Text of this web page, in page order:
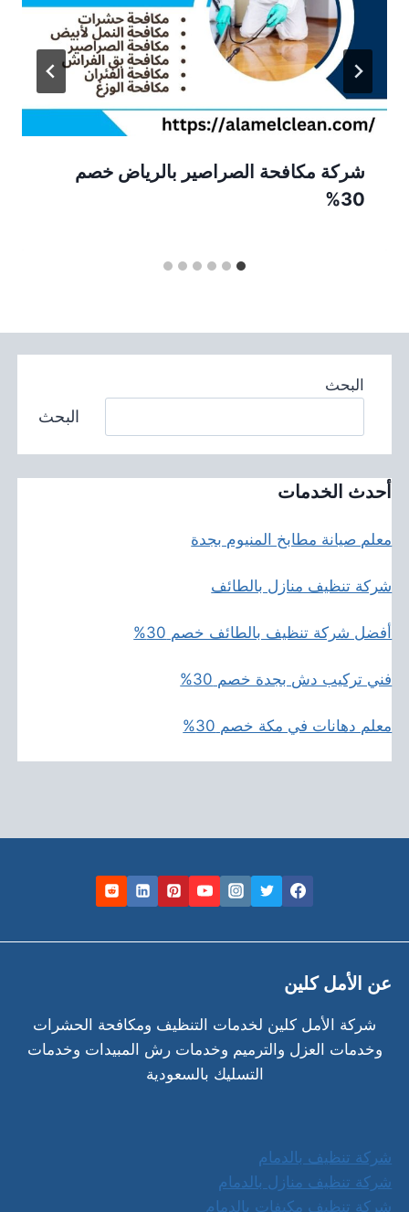
شركة مكافحة الصراصير بالرياض خصم
30%
البحث
البحث
أحدث الخدمات
معلم صيانة مطابخ المنيوم بجدة
شركة تنظيف منازل بالطائف
أفضل شركة تنظيف بالطائف خصم 30%
فني تركيب دش بجدة خصم 30%
معلم دهانات في مكة خصم 30%
عن الأمل كلين
شركة الأمل كلين لخدمات التنظيف ومكافحة الحشرات
وخدمات العزل والترميم وخدمات رش المبيدات وخدمات
التسليك بالسعودية
شركة تنظيف بالدمام
شركة تنظيف منازل بالدمام
شركة تنظيف مكيفات بالدمام